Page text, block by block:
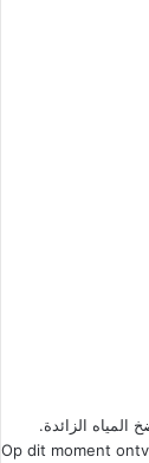
Op dit moment